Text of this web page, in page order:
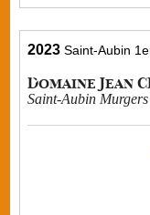
2023 Saint-Aubin
Domaine Jean
Saint-Aubin